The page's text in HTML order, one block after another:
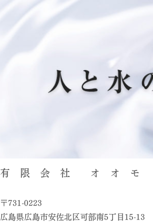
有 限 会 社 オ オ モ
〒731-0223
広島県広島市安佐北区可部南5丁目15-13